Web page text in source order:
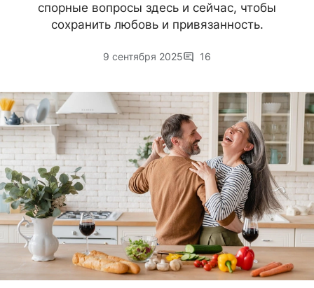
спорные вопросы здесь и сейчас, чтобы
сохранить любовь и привязанность.
9 сентября 2025 16